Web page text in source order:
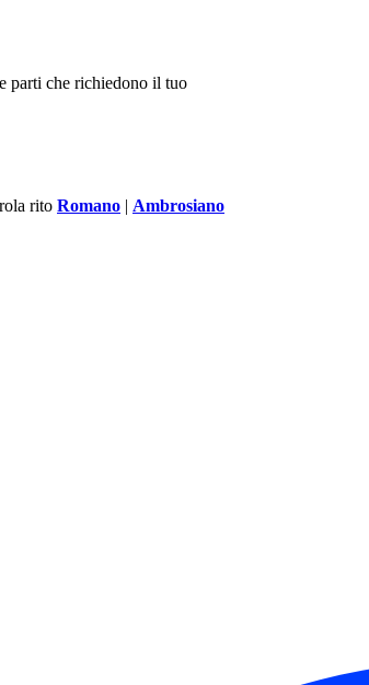
parti che richiedono il tuo
rito Romano | Ambrosiano